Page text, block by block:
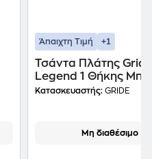
Άπαιχτη Τιμή +1
Τσάντα Πλάτης
Legend 1 Θήκης
Κατασκευαστής: GRIDE
Μη διαθέσιμο